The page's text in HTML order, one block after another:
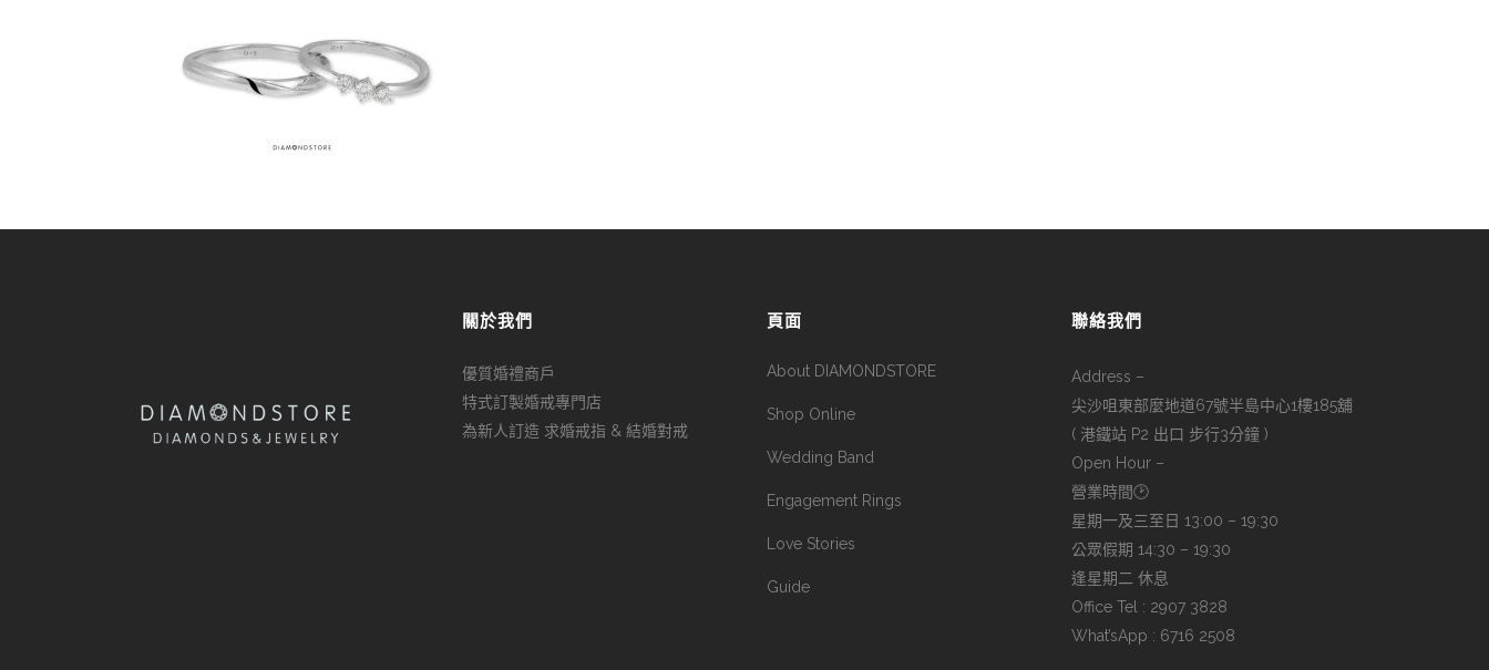
關於我們
優質婚禮商戶
特式訂製婚戒專門店
為新人訂造 求婚戒指 & 結婚對戒
頁面
About DIAMONDSTORE
Shop Online
Wedding Band
Engagement Rings
Love Stories
Guide
聯絡我們
Address –
尖沙咀東部麼地道67號半島中心1樓185舖
( 港鐵站 P2 出口 步行3分鐘 )
Open Hour –
營業時間🕑
星期一及三至日 13:00 – 19:30
公眾假期 14:30 – 19:30
逢星期二 休息
Office Tel : 2907 3828
What’sApp : 6716 2508